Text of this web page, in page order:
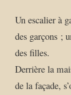
Un escalier à
des garçons ;
des filles.
Derrière la
de la façade,